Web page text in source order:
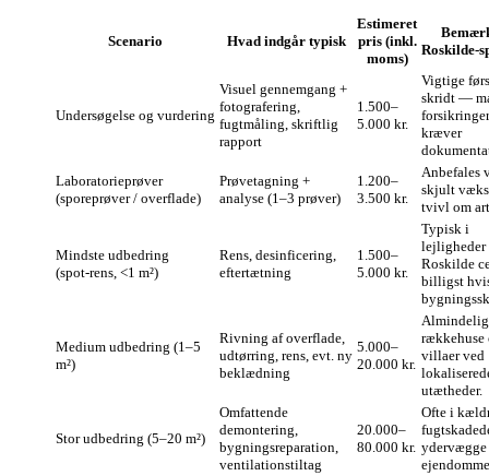
Scenario Hvad indgår typisk
Estimeret
pris (inkl.
moms)
Undersøgelse og vurdering
Visuel gennemgang +
fotografering,
fugtmåling, skriftlig
rapport
1.500–
5.000 kr.
Vigtige
skridt —
forsikringer
kræver
Laboratorieprøver
(sporeprøver / overflade)
Prøvetagning +
analyse (1–3 prøver)
1.200–
3.500 kr.
Anbefales
skjult
tvivl om
Mindste udbedring
(spot‑rens, <1 m²)
Rens, desinficering,
eftertætning
1.500–
5.000 kr.
Typisk i
lejligheder
Roskilde
billigst
Medium udbedring (1–5
m²)
Rivning af overflade,
udtørring, rens, evt. ny
beklædning
5.000–
20.000 kr.
rækkehuse
villaer ved
utætheder.
Stor udbedring (5–20 m²)
Omfattende
demontering,
bygningsreparation,
ventilationstiltag
20.000–
80.000 kr.
Ofte i